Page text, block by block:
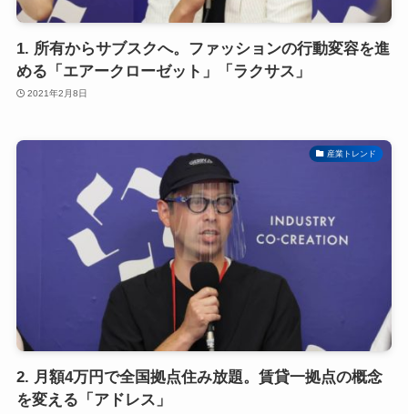
1. 所有からサブスクへ。ファッションの行動変容を進
める「エアークローゼット」「ラクサス」
2021年2月8日
産業トレンド
2. 月額4万円で全国拠点住み放題。賃貸一拠点の概念
を変える「アドレス」